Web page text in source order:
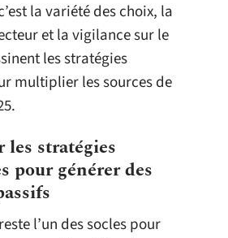
la variété des choix, la
et la vigilance sur le
les stratégies
multiplier les sources de
les stratégies
pour générer des
reste l’un des socles pour